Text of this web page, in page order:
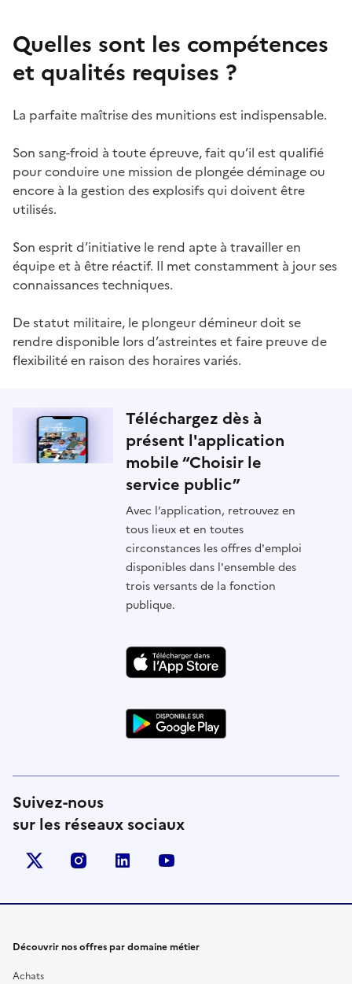
Quelles sont les compétences
et qualités requises ?
La parfaite maîtrise des munitions est indispensable.
Son sang-froid à toute épreuve, fait qu’il est qualifié
pour conduire une mission de plongée déminage ou
encore à la gestion des explosifs qui doivent être
utilisés.
Son esprit d’initiative le rend apte à travailler en
équipe et à être réactif. Il met constamment à jour ses
connaissances techniques.
De statut militaire, le plongeur démineur doit se
rendre disponible lors d’astreintes et faire preuve de
flexibilité en raison des horaires variés.
Téléchargez dès à
présent l'application
mobile “Choisir le
service public”
Avec l’application, retrouvez en
tous lieux et en toutes
circonstances les offres d'emploi
disponibles dans l'ensemble des
trois versants de la fonction
publique.
Suivez-nous
sur les réseaux sociaux
X (anciennement Twitter)
instagramlinkedin
Découvrir nos offres par domaine métier
Achats